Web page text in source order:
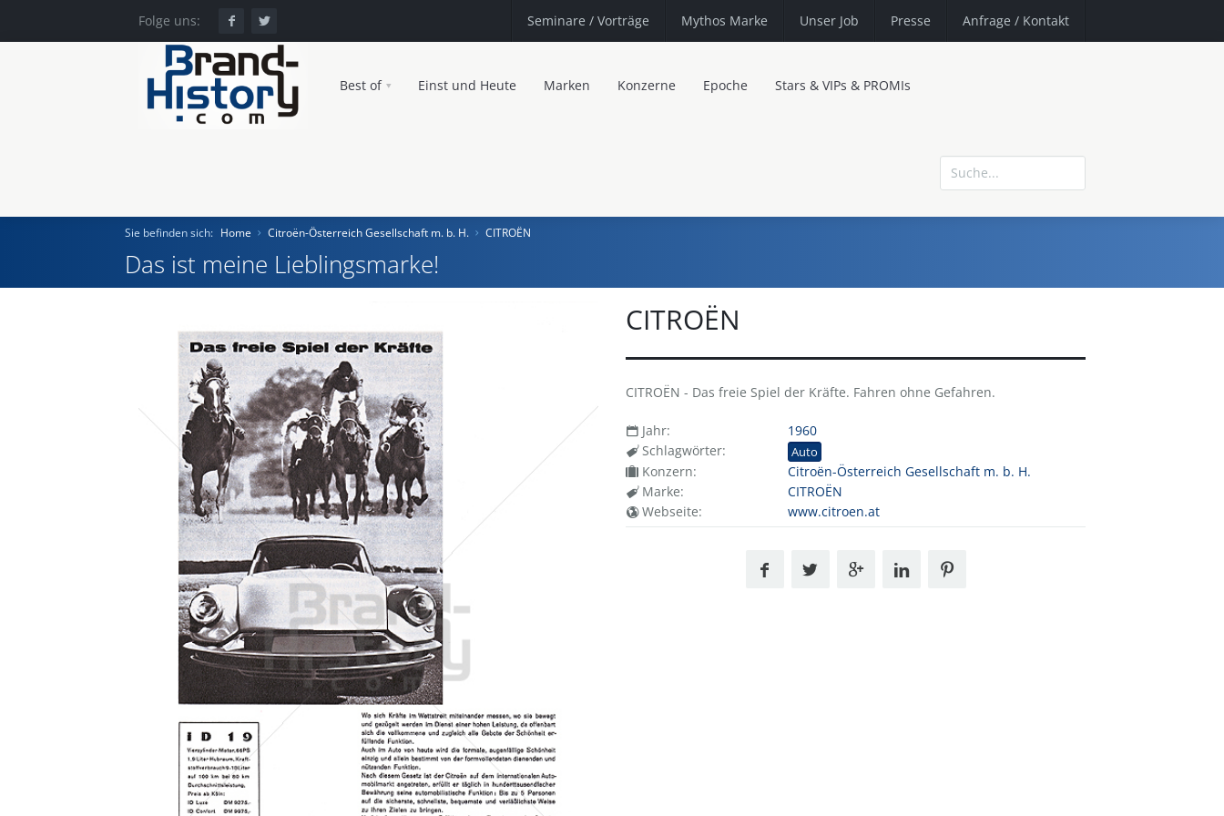
Folge uns: Seminare / Vorträge Mythos Marke Unser Job Presse Anfrage / Kontakt
Best of Einst und Heute Marken Konzerne Epoche Stars & VIPs & PROMIs
Einst und Heute
Marken
Konzerne
Epoche
Sie befinden sich: Home Citroën-Österreich Gesellschaft m. b. H. CITROËN
Das ist meine Lieblingsmarke!
CITROËN
CITROËN - Das freie Spiel der Kräfte. Fahren ohne Gefahren.
Jahr:
1960
Schlagwörter:
Auto
Konzern:
Citroën-Österreich Gesellschaft m. b. H.
Marke:
CITROËN
Webseite:
www.citroen.at